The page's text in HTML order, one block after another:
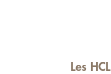
Les HCL